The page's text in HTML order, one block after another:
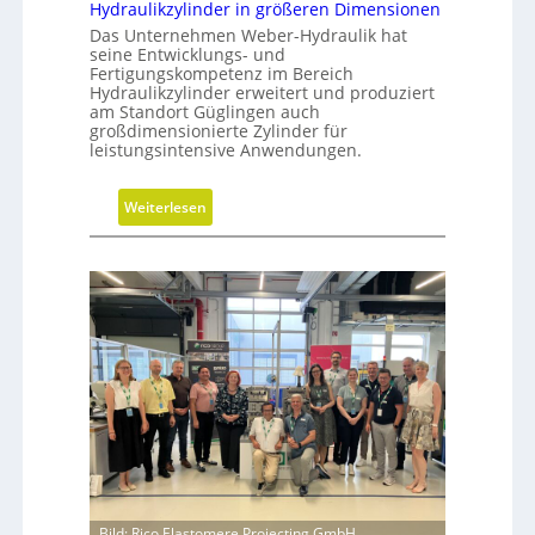
Hydraulikzylinder in größeren Dimensionen
Das Unternehmen Weber-Hydraulik hat
seine Entwicklungs- und
Fertigungskompetenz im Bereich
Hydraulikzylinder erweitert und produziert
am Standort Güglingen auch
großdimensionierte Zylinder für
leistungsintensive Anwendungen.
Weiterlesen:
H
d
r
u
l
i
k
z
y